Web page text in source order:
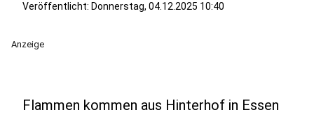
Veröffentlicht: Donnerstag, 04.12.2025 10:40
Anzeige
Flammen kommen aus Hinterhof in Essen